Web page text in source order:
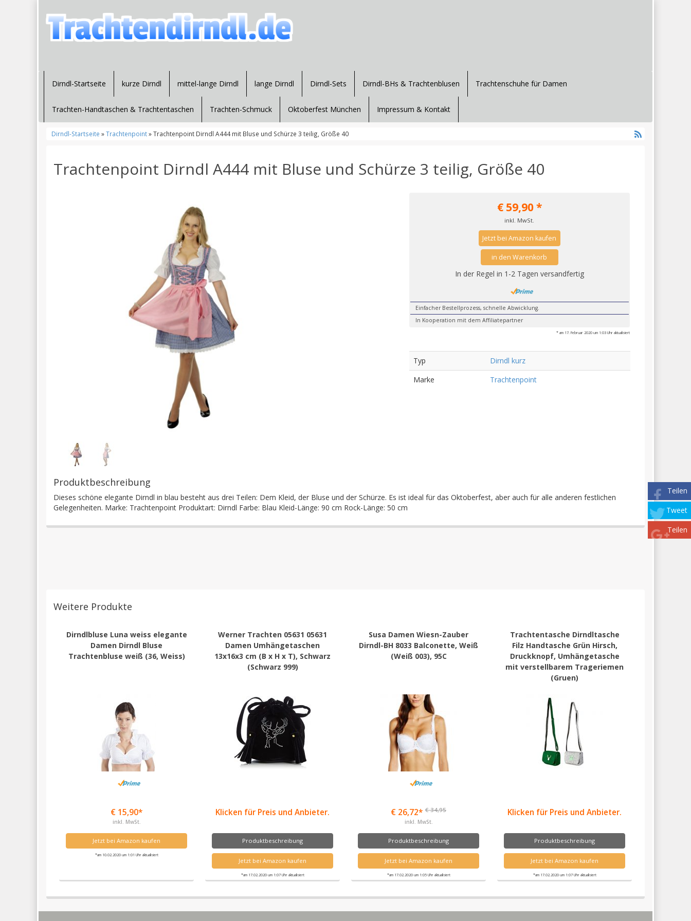
Dirndl-Startseite kurze Dirndl mittel-lange Dirndl lange Dirndl Dirndl-Sets Dirndl-BHs & Trachtenblusen Trachtenschuhe für Damen
Trachten-Handtaschen & Trachtentaschen Trachten-Schmuck Oktoberfest München Impressum & Kontakt
Dirndl-Startseite »Trachtenpoint» Trachtenpoint Dirndl A444 mit Bluse und Schürze 3 teilig, Größe 40
Teilen
Tweet
Teilen
Trachtenpoint Dirndl A444 mit Bluse und Schürze 3 teilig, Größe 40
€59,90*
inkl. MwSt.
Jetzt bei Amazon kaufen
in den Warenkorb
In der Regel in 1-2 Tagen versandfertig
Einfacher Bestellprozess, schnelle Abwicklung.
In Kooperation mit dem Affiliatepartner
* am 17. Februar 2020 um 1:03 Uhr aktualisiert
Typ
Dirndl kurz
Marke
Trachtenpoint
Produktbeschreibung
Dieses schöne elegante Dirndl in blau besteht aus drei Teilen: Dem Kleid, der Bluse und der Schürze. Es ist ideal für das Oktoberfest, aber auch für alle anderen festlichen
Gelegenheiten. Marke: Trachtenpoint Produktart: Dirndl Farbe: Blau Kleid-Länge: 90 cm Rock-Länge: 50 cm
Weitere Produkte
Dirndlbluse Luna weiss elegante
Damen Dirndl Bluse
Trachtenbluse weiß (36, Weiss)
€ 15,90*
inkl. MwSt.
Jetzt bei Amazon kaufen
*am 10.02.2020 um 1:01 Uhr aktualisiert
Werner Trachten 05631 05631
Damen Umhängetaschen
13x16x3 cm (B x H x T), Schwarz
(Schwarz 999)
Klicken für Preis und Anbieter.
Produktbeschreibung
Jetzt bei Amazon kaufen
*am 17.02.2020 um 1:07 Uhr aktualisiert
Susa Damen Wiesn-Zauber
Dirndl-BH 8033 Balconette, Weiß
(Weiß 003), 95C
€ 26,72* € 34,95
inkl. MwSt.
Produktbeschreibung
Jetzt bei Amazon kaufen
*am 17.02.2020 um 1:05 Uhr aktualisiert
Trachtentasche Dirndltasche
Filz Handtasche Grün Hirsch,
Druckknopf, Umhängetasche
mit verstellbarem Trageriemen
(Gruen)
Klicken für Preis und Anbieter.
Produktbeschreibung
Jetzt bei Amazon kaufen
*am 17.02.2020 um 1:07 Uhr aktualisiert